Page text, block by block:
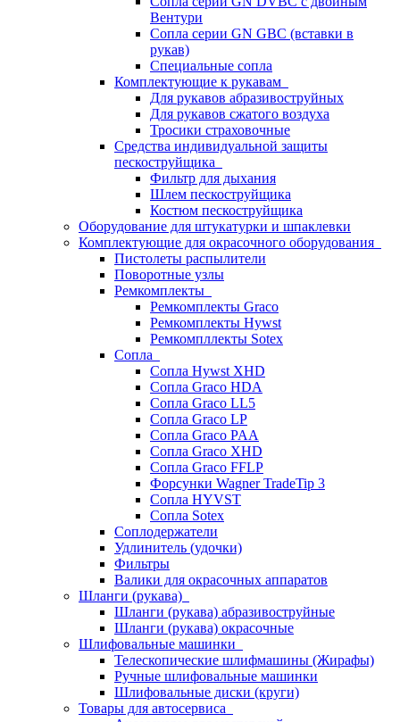
Вентури
Сопла серии GN GBC (вставки в
рукав)
Специальные сопла
Комплектующие к рукавам
Для рукавов абразивоструйных
Для рукавов сжатого воздуха
Тросики страховочные
Средства индивидуальной защиты
пескоструйщика
Фильтр для дыхания
Шлем пескоструйщика
Костюм пескоструйщика
Оборудование для штукатурки и шпаклевки
Комплектующие для окрасочного оборудования
Пистолеты распылители
Поворотные узлы
Ремкомплекты
Ремкомплекты Graco
Ремкомплекты Hywst
Ремкомпллекты Sotex
Сопла
Сопла Hywst XHD
Сопла Graco HDA
Сопла Graco LL5
Сопла Graco LP
Сопла Graco PAA
Сопла Graco XHD
Сопла Graco FFLP
Форсунки Wagner TradeTip 3
Сопла HYVST
Сопла Sotex
Соплодержатели
Удлинитель (удочки)
Фильтры
Валики для окрасочных аппаратов
Шланги (рукава)
Шланги (рукава) абразивоструйные
Шланги (рукава) окрасочные
Шлифовальные машинки
Телескопические шлифмашины (Жирафы)
Ручные шлифовальные машинки
Шлифовальные диски (круги)
Товары для автосервиса